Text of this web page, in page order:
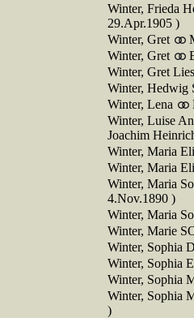
Winter, Frieda
29.Apr.1905 )
Winter, Gret
Winter, Gret
Winter, Gret
Winter, Hedwig
Winter, Lena
Winter, Luise
Joachim
Winter, Maria
Winter, Maria
Winter, Maria
4.Nov.1890 )
Winter, Maria
Winter, Marie
Winter, Sophia
Winter, Sophia
Winter, Sophia
Winter, Sophia
)